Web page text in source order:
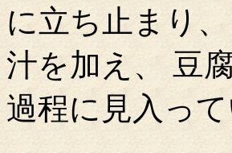
に立ち止まり
汁を加え、 豆
過程に見入っ